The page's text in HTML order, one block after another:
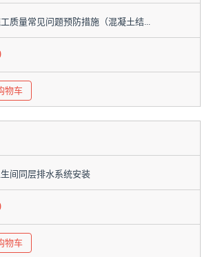
质量常见问题预防措施（混凝土结...
物车
间同层排水系统安装
物车